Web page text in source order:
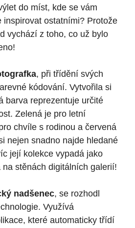
do míst, kde se vám
inspirovat ostatními? Protože
vychází z toho, co už bylo
, při třídění svých
kódování. Vytvořila si
barva reprezentuje určité
Zelená je pro letní
chvíle s rodinou a červená
nejen snadno najde hledané
její kolekce vypadá jako
na stěnách digitálních galerií!
nadšenec, se rozhodl
Využívá
které automaticky třídí